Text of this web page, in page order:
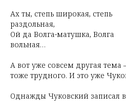
Ах ты, степь широкая, степь
раздольная,
Ой да Волга-матушка, Волга
вольная…
А вот уже совсем другая тема
тоже трудного. И это уже
Однажды Чуковский записал